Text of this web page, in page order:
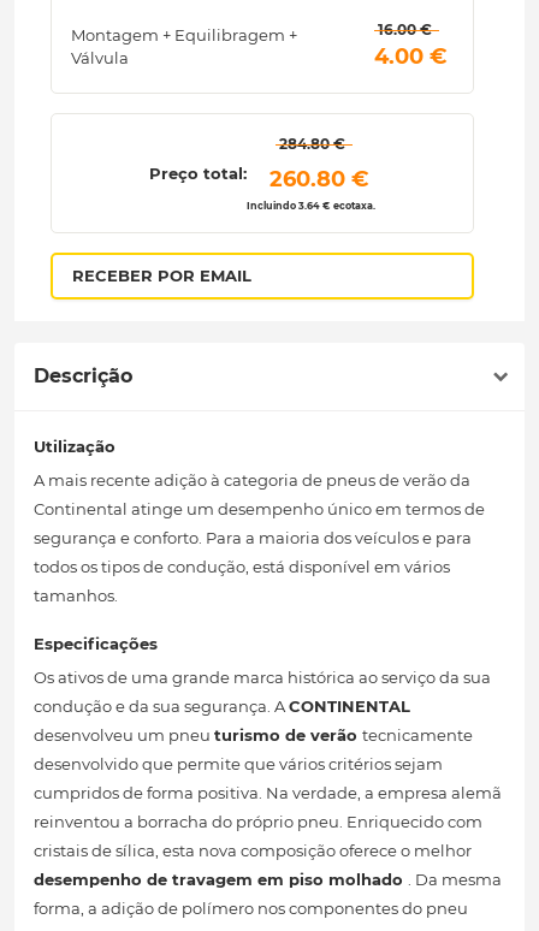
Montagem + Equilibragem +
Válvula
16.00 €
4.00 €
Preço total:
284.80 €
260.80 €
Incluindo 3.64 € ecotaxa.
RECEBER POR EMAIL
Descrição
Utilização
A mais recente adição à categoria de pneus de verão da
Continental atinge um desempenho único em termos de
segurança e conforto. Para a maioria dos veículos e para
todos os tipos de condução, está disponível em vários
tamanhos.
Especificações
Os ativos de uma grande marca histórica ao serviço da sua
condução e da sua segurança. ACONTINENTAL
desenvolveu um pneu turismo de verão tecnicamente
desenvolvido que permite que vários critérios sejam
cumpridos de forma positiva. Na verdade, a empresa alemã
reinventou a borracha do próprio pneu. Enriquecido com
cristais de sílica, esta nova composição oferece o melhor
desempenho de travagem em piso molhado . Da mesma
forma, a adição de polímero nos componentes do pneu